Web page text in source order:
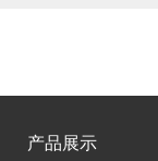
产品展示